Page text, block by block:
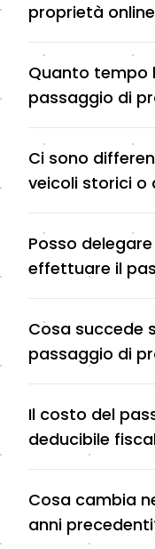
proprietà
Quanto tempo
passaggio di
Ci sono
veicoli storici o
Posso
effettuare il
Cosa succede
passaggio di
Il costo del
deducibile
Cosa cambia
anni